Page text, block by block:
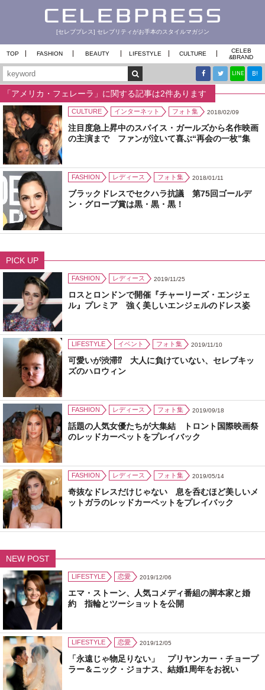
[セレブプレス] セレブリティがお手本のスタイルマガジン
TOP FASHION BEAUTY LIFESTYLE CULTURE
CELEB
&BRAND
LINE B!
「アメリカ・フェレーラ」に関する記事は2件あります
CULTURE インターネット フォト集 2018/02/09
注目度急上昇中のスパイス・ガールズから名作映画
の主演まで ファンが泣いて喜ぶ“再会の一枚”集
FASHION レディース フォト集 2018/01/11
ブラックドレスでセクハラ抗議 第75回ゴールデ
ン・グローブ賞は黒・黒・黒！
PICK UP
FASHION レディース 2019/11/25
ロスとロンドンで開催『チャーリーズ・エンジェ
ル』プレミア 強く美しいエンジェルのドレス姿
LIFESTYLE イベント フォト集 2019/11/10
可愛いが渋滞⁉ 大人に負けていない、セレブキッ
ズのハロウィン
FASHION レディース フォト集 2019/09/18
話題の人気女優たちが大集結 トロント国際映画祭
のレッドカーペットをプレイバック
FASHION レディース フォト集 2019/05/14
奇抜なドレスだけじゃない 息を呑むほど美しいメ
ットガラのレッドカーペットをプレイバック
NEW POST
LIFESTYLE 恋愛 2019/12/06
エマ・ストーン、人気コメディ番組の脚本家と婚
約 指輪とツーショットを公開
LIFESTYLE 恋愛 2019/12/05
「永遠じゃ物足りない」 プリヤンカー・チョープ
ラー＆ニック・ジョナス、結婚1周年をお祝い